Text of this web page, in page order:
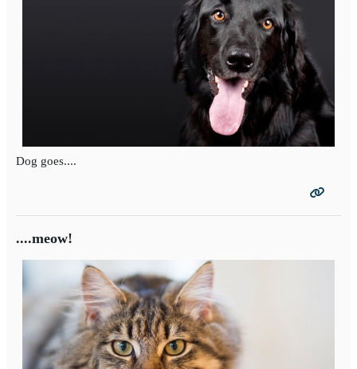
Dog goes....
....meow!